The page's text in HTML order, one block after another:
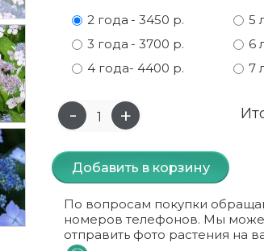
2 года - 3450 р.
3 года - 3700 р.
4 года- 4400 р.
5
6
7
Добавить в корзину
По вопросам покупки
номеров телефонов. Мы
отправить фото растения на